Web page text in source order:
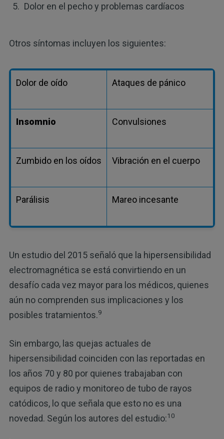
Dolor en el pecho y problemas cardíacos
Otros síntomas incluyen los siguientes:
Dolor de oído Ataques de pánico
Insomnio Convulsiones
Zumbido en los oídos Vibración en el cuerpo
Parálisis Mareo incesante
Un estudio del 2015 señaló que la hipersensibilidad
electromagnética se está convirtiendo en un
desafío cada vez mayor para los médicos, quienes
aún no comprenden sus implicaciones y los
posibles tratamientos.9
Sin embargo, las quejas actuales de
hipersensibilidad coinciden con las reportadas en
los años 70 y 80 por quienes trabajaban con
equipos de radio y monitoreo de tubo de rayos
catódicos, lo que señala que esto no es una
novedad. Según los autores del estudio:10